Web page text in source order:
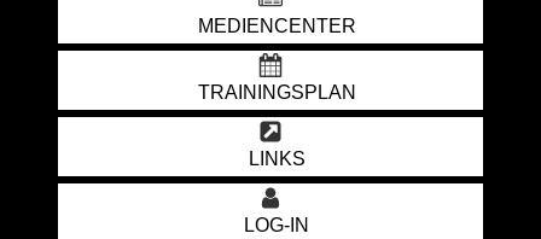
MEDIENCENTER
TRAININGSPLAN
LINKS
LOG-IN